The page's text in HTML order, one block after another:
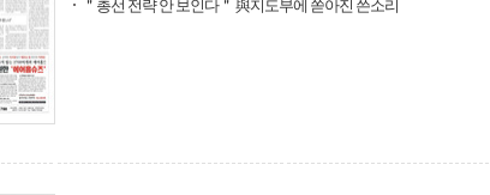
＂총선 전략 안 보인다＂ 與지도부에 쏟아진 쓴소리